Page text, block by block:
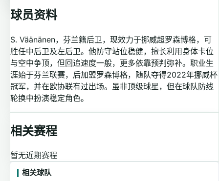
球员资料
S. Väänänen，芬兰籍后卫，现效力于挪威超罗森博格，可
胜任中后卫及左后卫。他防守站位稳健，擅长利用身体卡位
与空中争顶，但回追速度一般，更多依靠预判弥补。职业生
涯始于芬兰联赛，后加盟罗森博格，随队夺得2022年挪威杯
冠军，并在欧协联有过出场。虽非顶级球星，但在球队防线
轮换中扮演稳定角色。
相关赛程
暂无近期赛程
相关球队